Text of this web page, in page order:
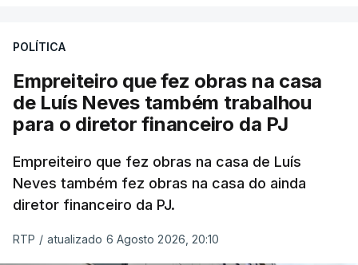
POLÍTICA
Empreiteiro que fez obras na casa
de Luís Neves também trabalhou
para o diretor financeiro da PJ
Empreiteiro que fez obras na casa de Luís
Neves também fez obras na casa do ainda
diretor financeiro da PJ.
RTP / atualizado 6 Agosto 2026, 20:10